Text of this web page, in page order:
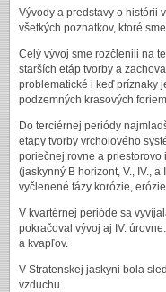
Vývody a predstavy o histórii
všetkých poznatkov, ktoré
Celý vývoj sme rozčlenili na
starších etáp tvorby a
problematické i keď príznaky
podzemných krasových
Do terciérnej periódy
etapy tvorby vrcholového
poriečnej rovne a
(jaskynný B horizont, V., IV.,
vyčlenené fázy korózie,
V kvartérnej perióde sa
pokračoval vývoj aj IV.
a kvapľov.
V Stratenskej jaskyni bola
vzduchu.